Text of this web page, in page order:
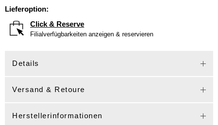
Lieferoption:
Click & Reserve
Filialverfügbarkeiten anzeigen & reservieren
Details
Versand & Retoure
Herstellerinformationen